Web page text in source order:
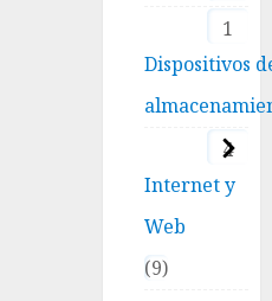
1
Dispositivos
4
Internet y
Web
9